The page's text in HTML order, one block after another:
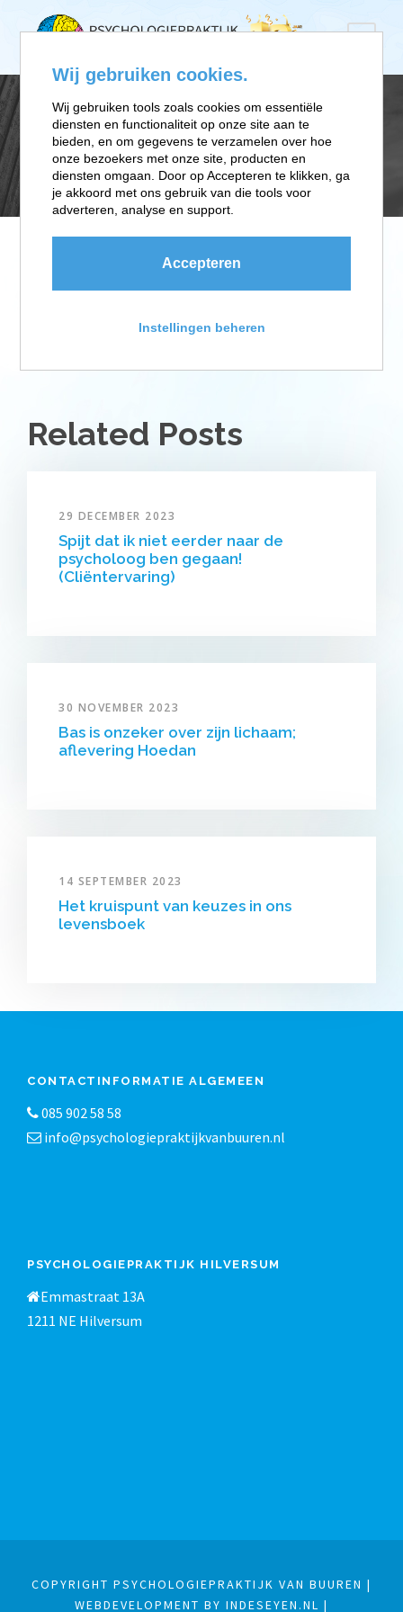
PROLIFE
Related Posts
29 DECEMBER 2023
Spijt dat ik niet eerder naar de
psycholoog ben gegaan!
(Cliëntervaring)
30 NOVEMBER 2023
Bas is onzeker over zijn lichaam;
aflevering Hoedan
14 SEPTEMBER 2023
Het kruispunt van keuzes in ons
levensboek
CONTACTINFORMATIE ALGEMEEN
085 902 58 58
info@psychologiepraktijkvanbuuren.nl
PSYCHOLOGIEPRAKTIJK HILVERSUM
Emmastraat 13A
1211 NE Hilversum
COPYRIGHT PSYCHOLOGIEPRAKTIJK VAN BUUREN |
WEBDEVELOPMENT BY INDESEYEN.NL |
Wij gebruiken cookies.
Wij gebruiken tools zoals cookies om essentiële
diensten en functionaliteit op onze site aan te
bieden, en om gegevens te verzamelen over hoe
onze bezoekers met onze site, producten en
diensten omgaan. Door op Accepteren te klikken, ga
je akkoord met ons gebruik van die tools voor
adverteren, analyse en support.
Accepteren
Instellingen beheren